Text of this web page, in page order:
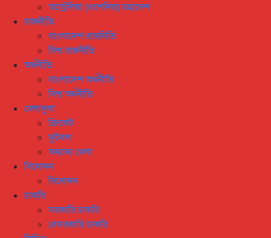
অস্ট্রেলিয়া (ওশেনিয়া) মহাদেশ
রাজনীতি
বাংলাদেশ রাজনিতি
বিশ্ব রাজনীতি
অর্থনীতি
বাংলাদেশ অর্থনীতি
বিশ্ব অর্থনীতি
খেলাধুলা
ক্রিকেট
ফুটবল
অন্যান্য খেলা
বিনোদন
বিনোদন
চাকরি
সরকারি চাকরি
বেসরকারি চাকরি